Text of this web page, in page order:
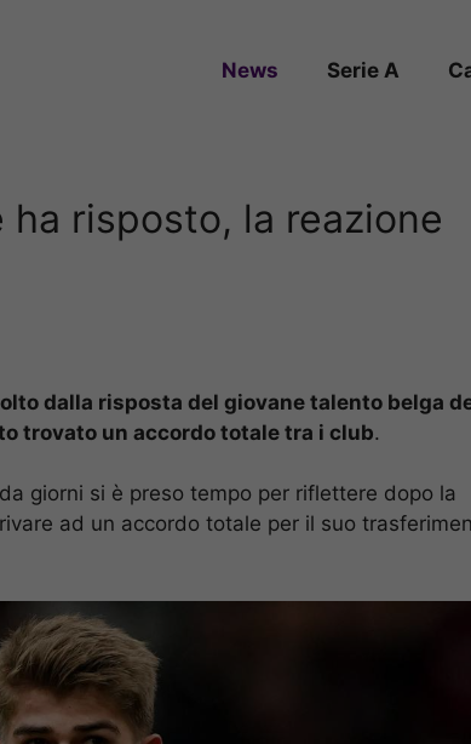
News Serie A
risposto, la reazione
dalla risposta del giovane talento belga
trovato un accordo totale tra i club.
giorni si è preso tempo per riflettere dopo la
ad un accordo totale per il suo